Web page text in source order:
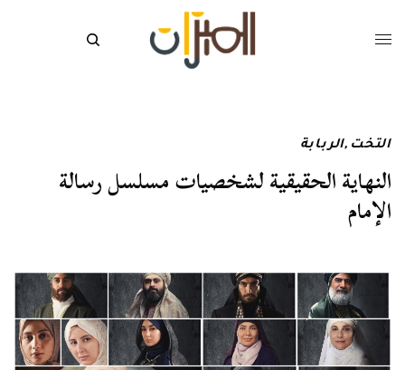
التخت ,الربابة
النهاية الحقيقية لشخصيات مسلسل رسالة
الإمام